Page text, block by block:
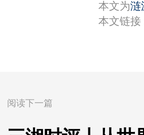
本文为涟
本文链接
阅读下一篇